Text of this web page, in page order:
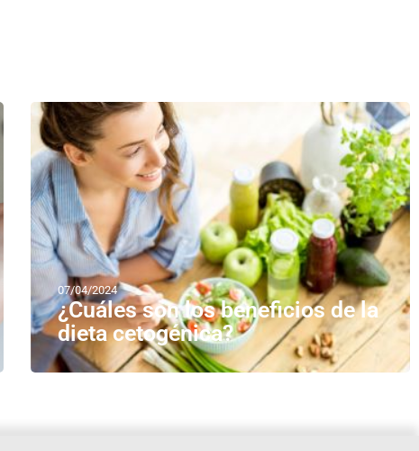
07/04/2024
¿Cuáles son los beneficios de la
dieta cetogénica?